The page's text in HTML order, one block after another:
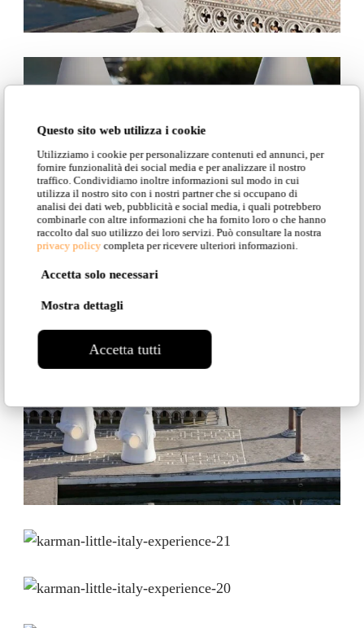
Questo sito web utilizza i cookie
Utilizziamo i cookie per personalizzare contenuti ed annunci, per
fornire funzionalità dei social media e per analizzare il nostro
traffico. Condividiamo inoltre informazioni sul modo in cui
utilizza il nostro sito con i nostri partner che si occupano di
analisi dei dati web, pubblicità e social media, i quali potrebbero
combinarle con altre informazioni che ha fornito loro o che hanno
raccolto dal suo utilizzo dei loro servizi. Può consultare la nostra
privacy policy completa per ricevere ulteriori informazioni.
Accetta solo necessari
Mostra dettagli
Accetta tutti